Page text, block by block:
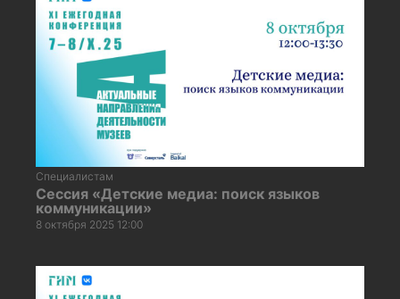
Специалистам
Сессия «Детские медиа: поиск языков
коммуникации»
8 октября 2025 12:00